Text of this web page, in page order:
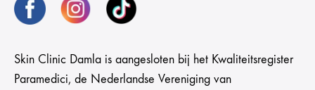
Skin Clinic Damla is aangesloten bij het Kwaliteitsregister
Paramedici, de Nederlandse Vereniging van